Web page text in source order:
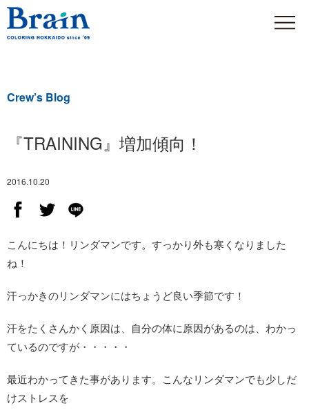
Crew’s Blog
『TRAINING』増加傾向！
2016.10.20
こんにちは！リンダマンです。すっかり外も寒くなりました
ね！
汗っかきのリンダマンにはちょうど良い季節です！
汗をたくさんかく原因は、自分の体に原因があるのは、わかっ
ているのですが・・・・・
最近わかってきた事があります。こんなリンダマンでも少しだ
けストレスを